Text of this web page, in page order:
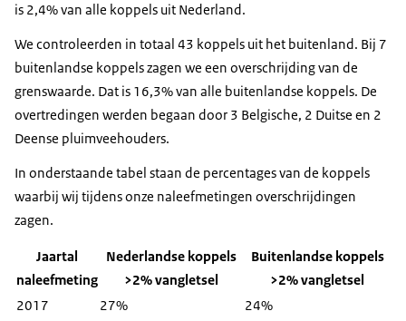
is 2,4% van alle koppels uit Nederland.
We controleerden in totaal 43 koppels uit het buitenland. Bij 7
buitenlandse koppels zagen we een overschrijding van de
grenswaarde. Dat is 16,3% van alle buitenlandse koppels. De
overtredingen werden begaan door 3 Belgische, 2 Duitse en 2
Deense pluimveehouders.
In onderstaande tabel staan de percentages van de koppels
waarbij wij tijdens onze naleefmetingen overschrijdingen
zagen.
Jaartal
naleefmeting
Nederlandse koppels
>2% vangletsel
Buitenlandse koppels
>2% vangletsel
2017
27%
24%